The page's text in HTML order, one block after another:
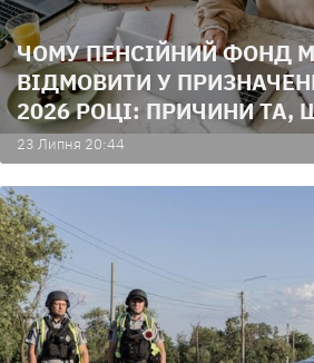
ЧОМУ ПЕНСІЙНИЙ ФОНД
ВІДМОВИТИ У
2026 РОЦІ: ПРИЧИНИ ТА,
23 Липня 20:44